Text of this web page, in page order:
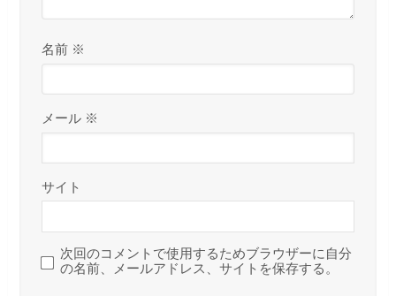
名前 ※
メール ※
サイト
次回のコメントで使用するためブラウザーに自分
の名前、メールアドレス、サイトを保存する。